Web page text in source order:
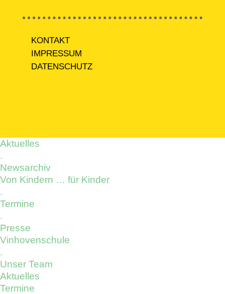
KONTAKT
IMPRESSUM
DATENSCHUTZ
Aktuelles
.
Newsarchiv
Von Kindern … für Kinder
.
Termine
.
Presse
Vinhovenschule
.
Unser Team
Aktuelles
Termine